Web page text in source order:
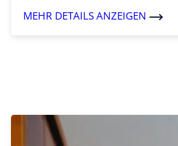
MEHR DETAILS ANZEIGEN